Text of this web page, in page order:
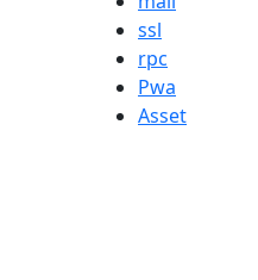
ssl
rpc
Pwa
Asset